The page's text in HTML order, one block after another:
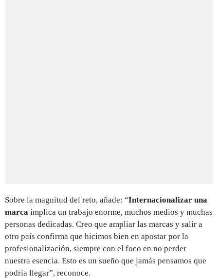
Sobre la magnitud del reto, añade: “Internacionalizar una
marca implica un trabajo enorme, muchos medios y muchas
personas dedicadas. Creo que ampliar las marcas y salir a
otro país confirma que hicimos bien en apostar por la
profesionalización, siempre con el foco en no perder
nuestra esencia. Esto es un sueño que jamás pensamos que
podría llegar”, reconoce.